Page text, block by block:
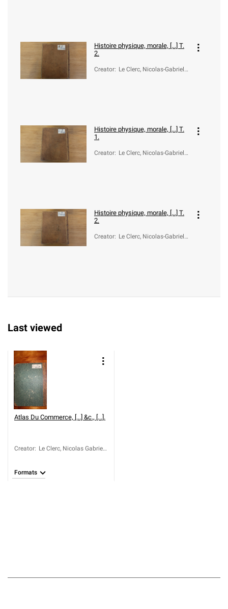
Histoire physique, morale, [...] T.
2.
Creator: Le Clerc, Nicolas-Gabriel
Histoire physique, morale, [...] T.
1.
Creator: Le Clerc, Nicolas-Gabriel
Histoire physique, morale, [...] T.
2.
Creator: Le Clerc, Nicolas-Gabriel
Last viewed
Atlas Du Commerce, [...] &c., [...].
Creator: Le Clerc, Nicolas Gabriel
Formats